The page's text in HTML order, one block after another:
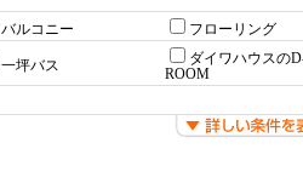
バルコニー フローリング
一坪バス
ダイワハウスの
ROOM